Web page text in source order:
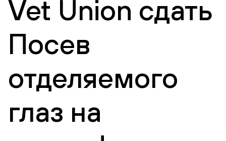
Vet Union сдать
Посев
отделяемого
глаз на